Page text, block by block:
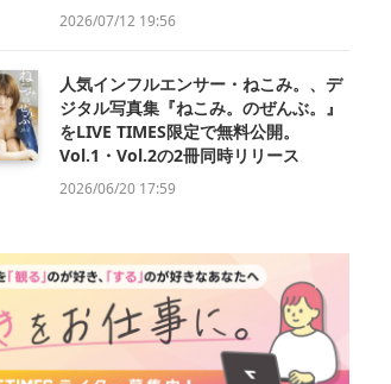
2026/07/12 19:56
人気インフルエンサー・ねこみ。、デ
ジタル写真集『ねこみ。のぜんぶ。』
をLIVE TIMES限定で無料公開。
Vol.1・Vol.2の2冊同時リリース
2026/06/20 17:59